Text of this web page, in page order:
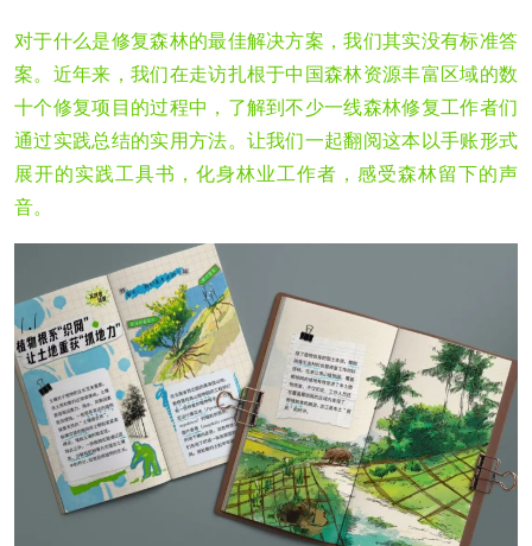
对于什么是修复森林的最佳解决方案，我们其实没有标准答
案。近年来，我们在走访扎根于中国森林资源丰富区域的数
十个修复项目的过程中，了解到不少一线森林修复工作者们
通过实践总结的实用方法。让我们一起翻阅这本以手账形式
展开的实践工具书，化身林业工作者，感受森林留下的声
音。